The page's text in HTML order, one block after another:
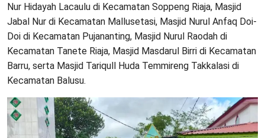
Nur Hidayah Lacaulu di Kecamatan Soppeng Riaja, Masjid
Jabal Nur di Kecamatan Mallusetasi, Masjid Nurul Anfaq Doi-
Doi di Kecamatan Pujananting, Masjid Nurul Raodah di
Kecamatan Tanete Riaja, Masjid Masdarul Birri di Kecamatan
Barru, serta Masjid Tariqull Huda Temmireng Takkalasi di
Kecamatan Balusu.